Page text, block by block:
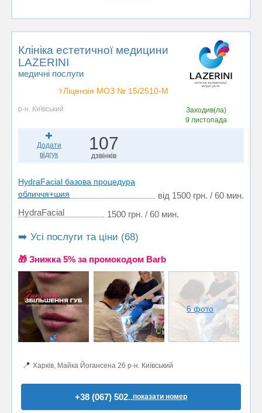
Клініка естетичної медицини
LAZERINI
медичні послуги
⚕️Ліцензія МОЗ № 15/2510-М
р-н. Київський
Заходив(ла)
9 листопада
Додати
відгук
107
дзвінків
HydraFacial базова процедура
обличчя+шия
від 1500 грн. / 60 мин.
HydraFacial
1500 грн. / 60 мин.
➡️ Усі послуги та ціни (68)
🎁 Знижка 5% за промокодом Barb
6 фото
📍 Харків, Майка Йогансена 26 р-н. Київський
+38 (067) 502..показати номер